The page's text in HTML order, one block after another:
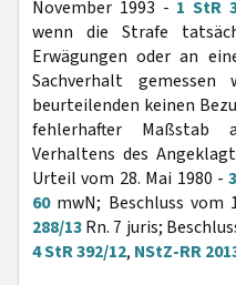
November 1993 - 1 StR
wenn die Strafe
Erwägungen oder an
Sachverhalt
beurteilenden keinen
fehlerhafter
Verhaltens des
Urteil vom 28. Mai 1980 -
60mwN; Beschluss vom
288/13Rn. 7 juris;
4 StR 392/12, NStZ-RR